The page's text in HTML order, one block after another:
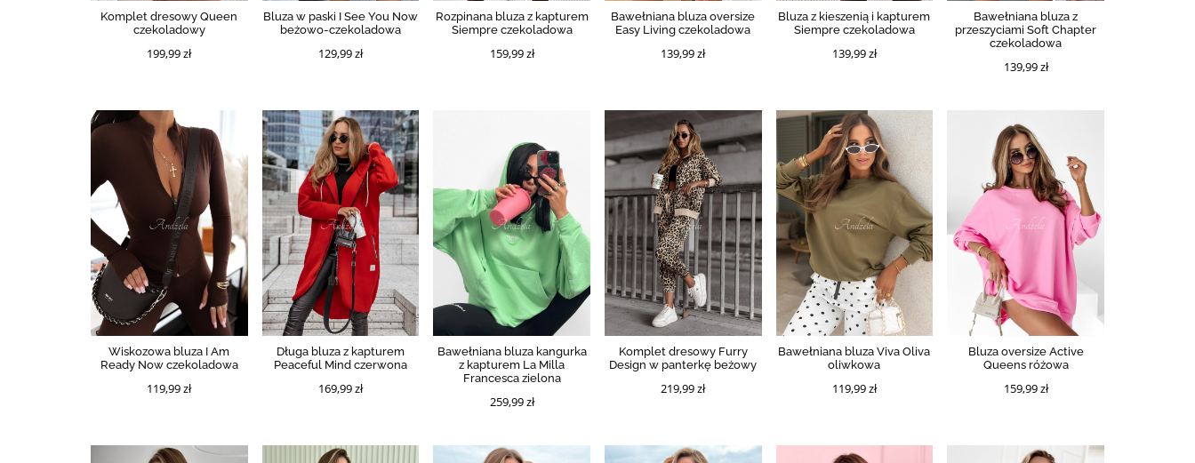
Komplet dresowy Queen
czekoladowy
199,99 zł
Bluza w paski I See You Now
beżowo-czekoladowa
129,99 zł
Rozpinana bluza z kapturem
Siempre czekoladowa
159,99 zł
Bawełniana bluza oversize
Easy Living czekoladowa
139,99 zł
Bluza z kieszenią i kapturem
Siempre czekoladowa
139,99 zł
Bawełniana bluza z
przeszyciami Soft Chapter
czekoladowa
139,99 zł
Wiskozowa bluza I Am
Ready Now czekoladowa
119,99 zł
Długa bluza z kapturem
Peaceful Mind czerwona
169,99 zł
Bawełniana bluza kangurka
z kapturem La Milla
Francesca zielona
259,99 zł
Komplet dresowy Furry
Design w panterkę beżowy
219,99 zł
Bawełniana bluza Viva Oliva
oliwkowa
119,99 zł
Bluza oversize Active
Queens różowa
159,99 zł